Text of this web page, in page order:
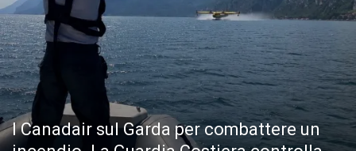
I Canadair sul Garda per combattere un